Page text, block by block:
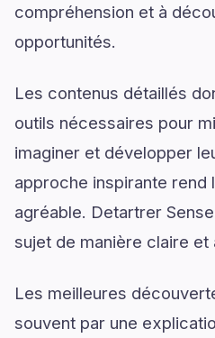
compréhension et à
opportunités.
Les contenus détaillés
outils nécessaires pour
imaginer et développer
approche inspirante rend
agréable. Detartrer
sujet de manière claire et
Les meilleures
souvent par une